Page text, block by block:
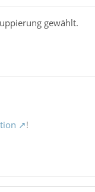
gewählt.
!